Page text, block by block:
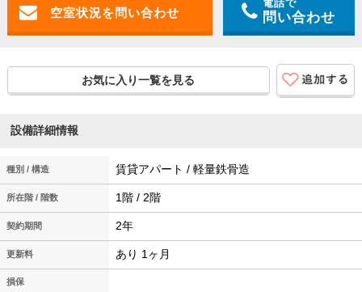
電話で
問い合わせ
お気に入り一覧を見る
設備詳細情報
種別 / 構造 賃貸アパート / 軽量鉄骨造
所在階 / 階数 1階 / 2階
契約期間 2年
更新料 あり 1ヶ月
損保